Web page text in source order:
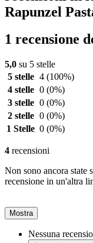
Rapunzel
1 recensione
5,0 su 5 stelle
5 stelle 4 (100%)
4 stelle 0 (0%)
3 stelle 0 (0%)
2 stelle 0 (0%)
1 Stelle 0 (0%)
4 recensioni
Non sono ancora state
recensione in un'altra
Mostra
Nessuna